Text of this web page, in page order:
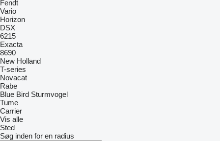
Fendt
Vario
Horizon
DSX
6215
Exacta
8690
New Holland
T-series
Novacat
Rabe
Blue Bird Sturmvogel
Tume
Carrier
Vis alle
Sted
Søg inden for en radius